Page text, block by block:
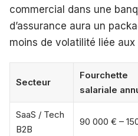
commercial dans une
d’assurance aura un
moins de volatilité liée aux
Secteur
Fourchette
salariale
SaaS / Tech
B2B
90 000 € –